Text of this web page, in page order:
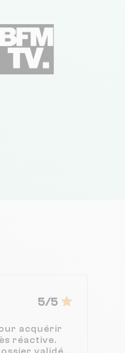
5/5
acquérir
réactive.